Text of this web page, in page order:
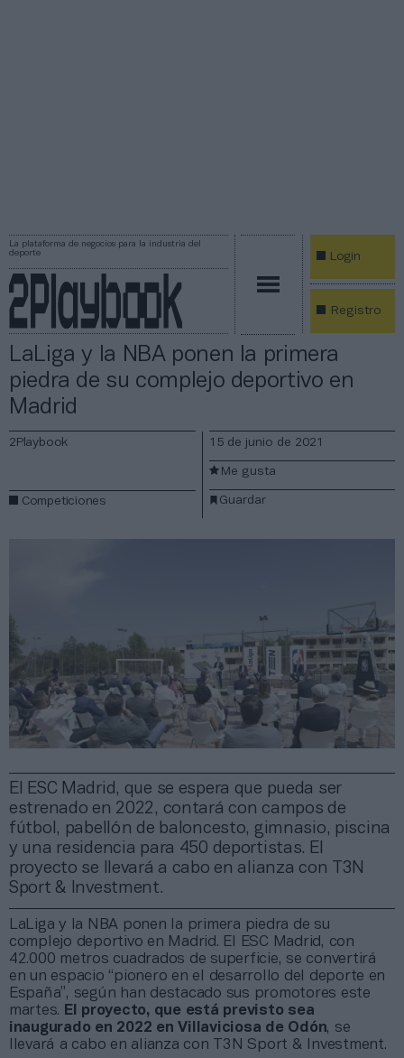
La plataforma de negocios para la industria del
deporte
Login
Registro
LaLiga y la NBA ponen la primera
piedra de su complejo deportivo en
Madrid
El ESC Madrid, que se espera que pueda ser
estrenado en 2022, contará con campos de
fútbol, pabellón de baloncesto, gimnasio, piscina
y una residencia para 450 deportistas. El
proyecto se llevará a cabo en alianza con T3N
Sport & Investment.
2Playbook
Competiciones
15 de junio de 2021
Guardar
Me gusta
LaLiga y la NBA ponen la primera piedra de su
complejo deportivo en Madrid. El ESC Madrid, con
42.000 metros cuadrados de superficie, se convertirá
en un espacio “pionero en el desarrollo del deporte en
España”, según han destacado sus promotores este
martes. El proyecto, que está previsto sea
inaugurado en 2022 en Villaviciosa de Odón, se
llevará a cabo en alianza con T3N Sport & Investment.